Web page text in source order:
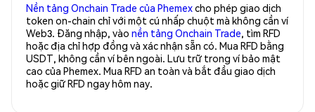
Nền tảng Onchain Trade của Phemexcho phép giao dịch
token on-chain chỉ với một cú nhấp chuột mà không cần ví
Web3. Đăng nhập, vào nền tảng Onchain Trade, tìm RFD
hoặc địa chỉ hợp đồng và xác nhận sẵn có. Mua RFD bằng
USDT, không cần ví bên ngoài. Lưu trữ trong ví bảo mật
cao của Phemex. Mua RFD an toàn và bắt đầu giao dịch
hoặc giữ RFD ngay hôm nay.